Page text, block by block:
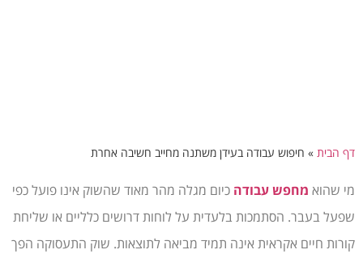
דף הבית » חיפוש עבודה בעידן משתנה מחייב חשיבה אחרת
מי שהוא מחפש עבודה כיום מגלה מהר מאוד שהשוק אינו פועל כפי
שפעל בעבר. הסתמכות בלעדית על לוחות דרושים כלליים או שליחת
קורות חיים אקראית אינה תמיד מביאה לתוצאות. שוק התעסוקה הפך